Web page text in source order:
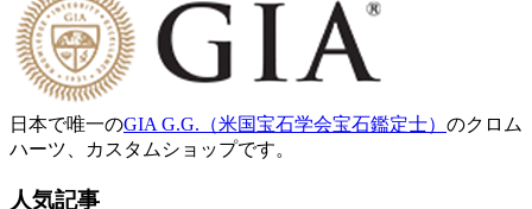
日本で唯一のGIA G.G.（米国宝石学会宝石鑑定士） のクロム
ハーツ、カスタムショップです。
人気記事